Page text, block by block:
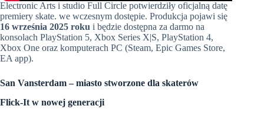
Electronic Arts i studio Full Circle potwierdziły oficjalną datę
premiery skate. we wczesnym dostępie. Produkcja pojawi się
16 września 2025 roku i będzie dostępna za darmo na
konsolach PlayStation 5, Xbox Series X|S, PlayStation 4,
Xbox One oraz komputerach PC (Steam, Epic Games Store,
EA app).
San Vansterdam – miasto stworzone dla skaterów
Flick-It w nowej generacji